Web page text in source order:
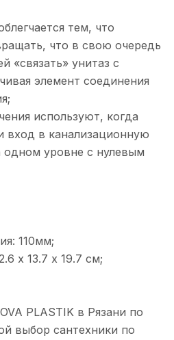
тем, что
что в свою очередь
«связать» унитаз с
элемент соединения
используют, когда
вход в канализационную
одном уровне с нулевым
110мм;
х 13.7 х 19.7 см;
PLASTIK в Рязани по
выбор сантехники по